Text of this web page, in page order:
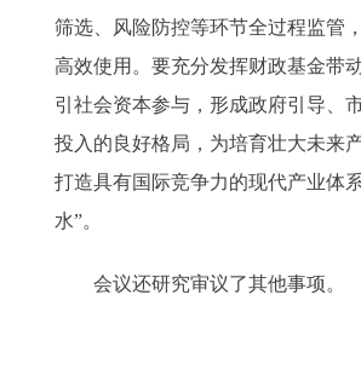
筛选、风险防控等环节全过程监管
高效使用。要充分发挥财政基金带
引社会资本参与，形成政府引导、
投入的良好格局，为培育壮大未来
打造具有国际竞争力的现代产业体
水”。
会议还研究审议了其他事项。